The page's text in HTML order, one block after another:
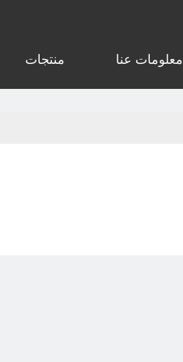
معلومات عنا منتجات